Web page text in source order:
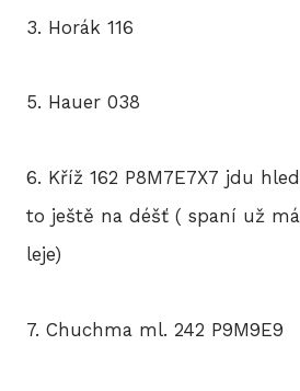
3. Horák 116
5. Hauer 038
6. Kříž 162 P8M7E7X7 jdu
to ještě na déšť ( spaní už
leje)
7. Chuchma ml. 242 P9M9E9